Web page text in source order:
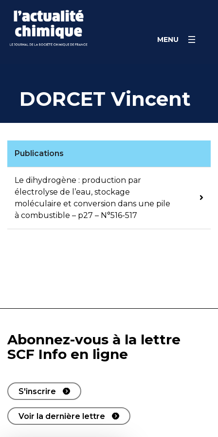
content
MENU
DORCET Vincent
Publications
Le dihydrogène : production par
électrolyse de l’eau, stockage
moléculaire et conversion dans une pile
à combustible – p27 – N°516-517
Abonnez-vous à la lettre
SCF Info en ligne
S'inscrire
Voir la dernière lettre